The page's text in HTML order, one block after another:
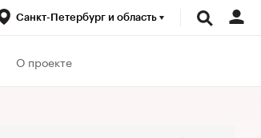
Санкт-Петербург и область
О проекте